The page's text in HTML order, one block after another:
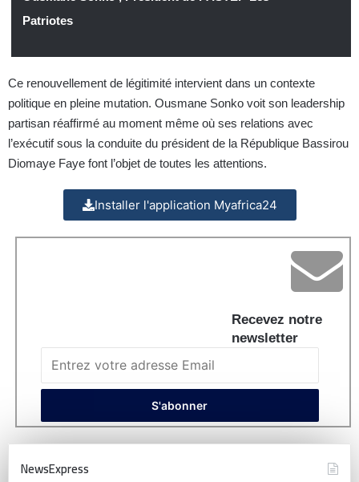
Patriotes
Ce renouvellement de légitimité intervient dans un contexte
politique en pleine mutation. Ousmane Sonko voit son leadership
partisan réaffirmé au moment même où ses relations avec
l’exécutif sous la conduite du président de la République Bassirou
Diomaye Faye font l’objet de toutes les attentions.
Installer l'application Myafrica24
Recevez notre
newsletter
NewsExpress